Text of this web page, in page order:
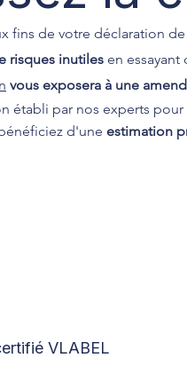
fins de votre déclaration
risques inutiles en essayant
vous exposera à une
établi par nos experts pour
d'une estimation
VLABEL